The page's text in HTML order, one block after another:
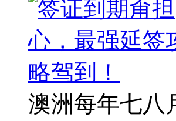
澳洲每年七八